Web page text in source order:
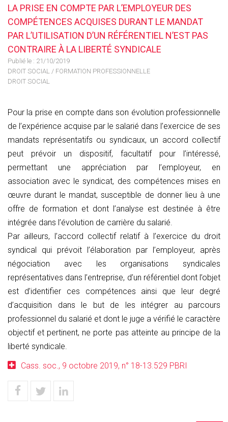
LA PRISE EN COMPTE PAR L’EMPLOYEUR DES
COMPÉTENCES ACQUISES DURANT LE MANDAT
PAR L’UTILISATION D’UN RÉFÉRENTIEL N’EST PAS
CONTRAIRE À LA LIBERTÉ SYNDICALE
Publié le : 21/10/2019
DROIT SOCIAL / FORMATION PROFESSIONNELLE
DROIT SOCIAL
Pour la prise en compte dans son évolution professionnelle
de l’expérience acquise par le salarié dans l’exercice de ses
mandats représentatifs ou syndicaux, un accord collectif
peut prévoir un dispositif, facultatif pour l’intéressé,
permettant une appréciation par l’employeur, en
association avec le syndicat, des compétences mises en
œuvre durant le mandat, susceptible de donner lieu à une
offre de formation et dont l’analyse est destinée à être
intégrée dans l’évolution de carrière du salarié.
Par ailleurs, l’accord collectif relatif à l’exercice du droit
syndical qui prévoit l’élaboration par l’employeur, après
négociation avec les organisations syndicales
représentatives dans l’entreprise, d’un référentiel dont l’objet
est d’identifier ces compétences ainsi que leur degré
d’acquisition dans le but de les intégrer au parcours
professionnel du salarié et dont le juge a vérifié le caractère
objectif et pertinent, ne porte pas atteinte au principe de la
liberté syndicale.
Cass. soc., 9 octobre 2019, n° 18-13.529 PBRI